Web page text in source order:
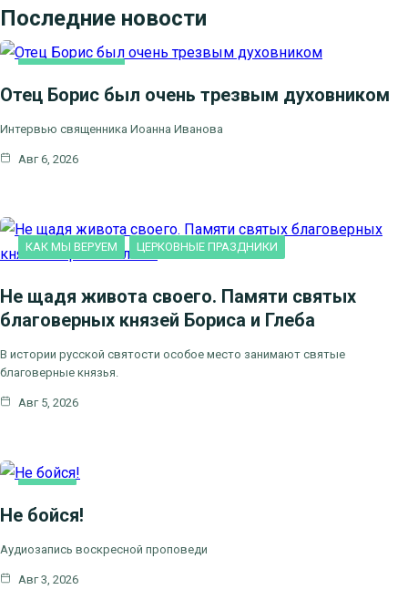
Последние новости
Отец Борис был очень трезвым духовником
Интервью священника Иоанна Иванова
Авг 6, 2026
КАК МЫ ВЕРУЕМ ЦЕРКОВНЫЕ ПРАЗДНИКИ
Не щадя живота своего. Памяти святых
благоверных князей Бориса и Глеба
В истории русской святости особое место занимают святые
благоверные князья.
Авг 5, 2026
МЫ
Не бойся!
Аудиозапись воскресной проповеди
Авг 3, 2026